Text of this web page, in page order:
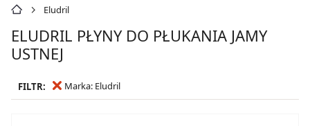
Eludril
ELUDRIL PŁYNY DO PŁUKANIA JAMY
USTNEJ
FILTR: Marka: Eludril